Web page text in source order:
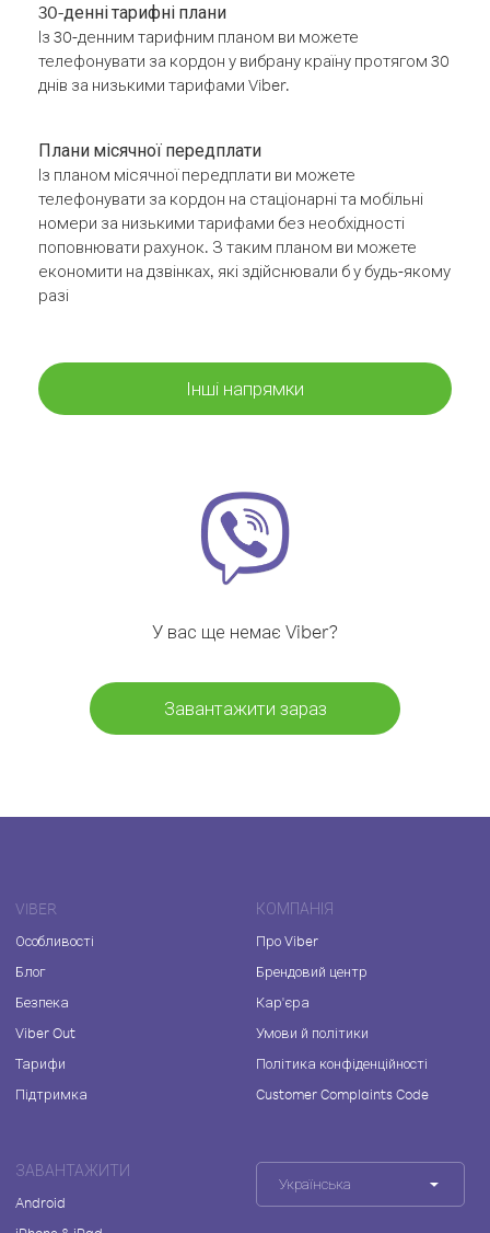
30-денні тарифні плани
Із 30-денним тарифним планом ви можете
телефонувати за кордон у вибрану країну протягом 30
днів за низькими тарифами Viber.
Плани місячної передплати
Із планом місячної передплати ви можете
телефонувати за кордон на стаціонарні та мобільні
номери за низькими тарифами без необхідності
поповнювати рахунок. З таким планом ви можете
економити на дзвінках, які здійснювали б у будь-якому
разі
Інші напрямки
У вас ще немає Viber?
Завантажити зараз
VIBER
Особливості
Блог
Безпека
Viber Out
Тарифи
Підтримка
КОМПАНІЯ
Про Viber
Брендовий центр
Кар'єра
Умови й політики
Політика конфіденційності
Customer Complaints Code
ЗАВАНТАЖИТИ
Android
Українська